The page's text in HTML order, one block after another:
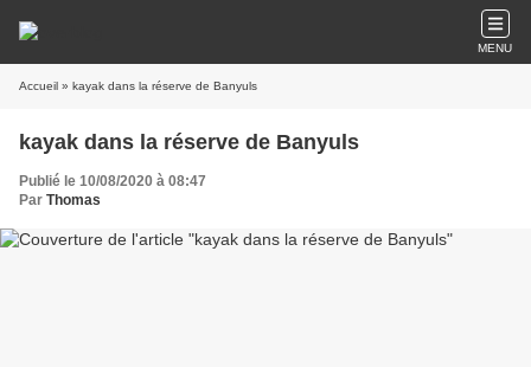
MENU
Accueil » kayak dans la réserve de Banyuls
kayak dans la réserve de Banyuls
Publié le 10/08/2020 à 08:47
Par Thomas